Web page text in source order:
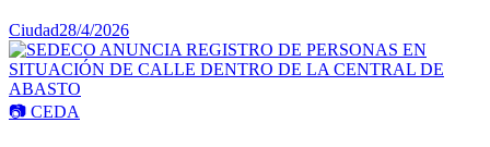
Ciudad28/4/2026
📷 CEDA